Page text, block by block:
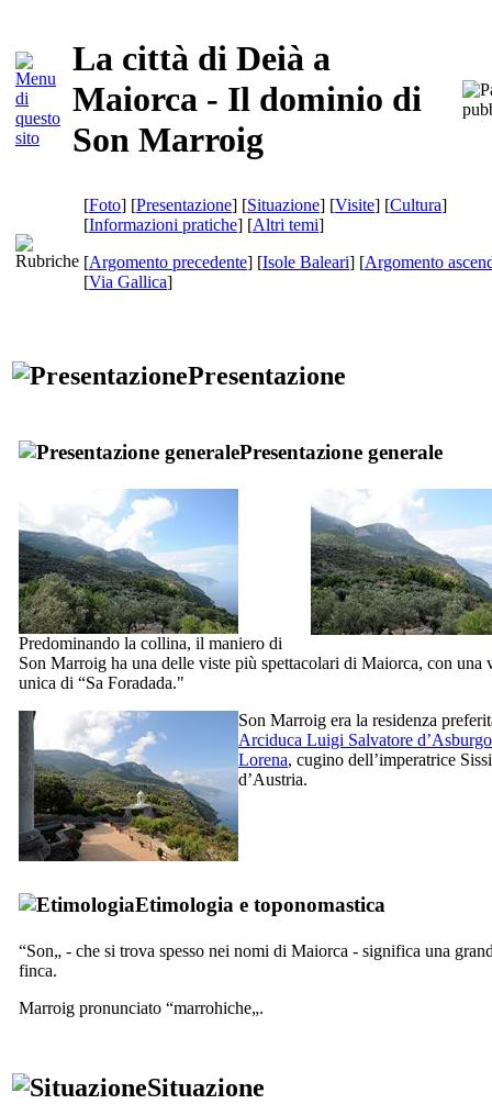
La città di Deià a
Maiorca - Il dominio di
Son Marroig
[Foto] [Presentazione] [Situazione] [Visite] [Cultura]
[Informazioni pratiche] [Altri temi]
[Argomento precedente] [Isole Baleari] [Argomento
[Via Gallica]
Presentazione
Presentazione generale
Predominando la collina, il maniero di
Son Marroig ha una delle viste più spettacolari di Maiorca, con una
unica di “Sa Foradada."
Son Marroig era la residenza
Arciduca Luigi Salvatore
Lorena, cugino dell’imperatrice Sissi
d’Austria.
Etimologia e toponomastica
“Son„ - che si trova spesso nei nomi di Maiorca - significa una
finca.
Marroig pronunciato “marrohiche„.
Situazione